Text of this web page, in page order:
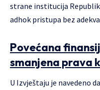
strane institucija
adhok pristupa bez
Povećana
smanjena prava
U Izvještaju je navedeno